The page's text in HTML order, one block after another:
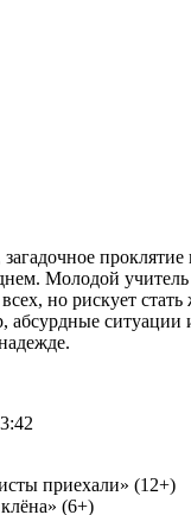
Молодой
но рискует
ситуации
приехали» (12+)
(6+)